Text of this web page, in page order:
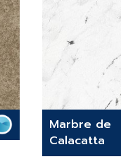
Marbre de
Calacatta